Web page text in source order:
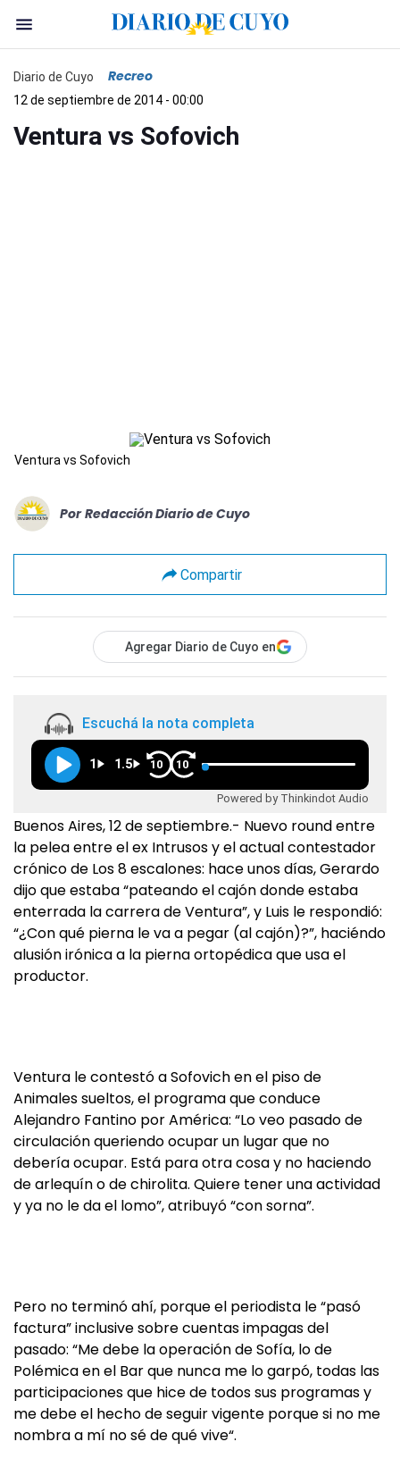
Diario de Cuyo Recreo
12 de septiembre de 2014 - 00:00
Ventura vs Sofovich
Ventura vs Sofovich
Por Redacción Diario de Cuyo
Compartir
Agregar Diario de Cuyo en
Escuchá la nota completa
1 1.5 10 10
Powered by Thinkindot Audio
Buenos Aires, 12 de septiembre.- Nuevo round entre
la pelea entre el ex Intrusos y el actual contestador
crónico de Los 8 escalones: hace unos días, Gerardo
dijo que estaba “pateando el cajón donde estaba
enterrada la carrera de Ventura”, y Luis le respondió:
“¿Con qué pierna le va a pegar (al cajón)?”, haciéndo
alusión irónica a la pierna ortopédica que usa el
productor.
Ventura le contestó a Sofovich en el piso de
Animales sueltos, el programa que conduce
Alejandro Fantino por América: “Lo veo pasado de
circulación queriendo ocupar un lugar que no
debería ocupar. Está para otra cosa y no haciendo
de arlequín o de chirolita. Quiere tener una actividad
y ya no le da el lomo”, atribuyó “con sorna”.
Pero no terminó ahí, porque el periodista le “pasó
factura” inclusive sobre cuentas impagas del
pasado: “Me debe la operación de Sofía, lo de
Polémica en el Bar que nunca me lo garpó, todas las
participaciones que hice de todos sus programas y
me debe el hecho de seguir vigente porque si no me
nombra a mí no sé de qué vive“.